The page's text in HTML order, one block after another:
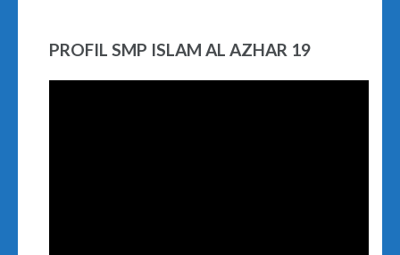
PROFIL SMP ISLAM AL AZHAR 19